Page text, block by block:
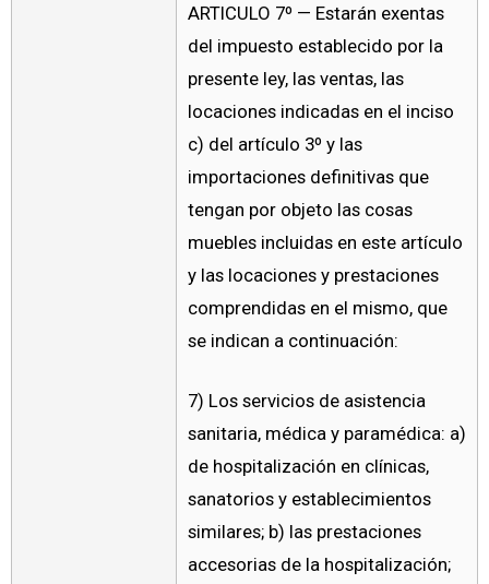
ARTICULO 7º — Estarán exentas
del impuesto establecido por la
presente ley, las ventas, las
locaciones indicadas en el inciso
c) del artículo 3º y las
importaciones definitivas que
tengan por objeto las cosas
muebles incluidas en este artículo
y las locaciones y prestaciones
comprendidas en el mismo, que
se indican a continuación:
7) Los servicios de asistencia
sanitaria, médica y paramédica: a)
de hospitalización en clínicas,
sanatorios y establecimientos
similares; b) las prestaciones
accesorias de la hospitalización;